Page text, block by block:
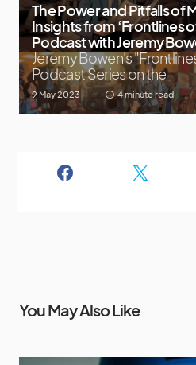
The Power and Pitfalls of
Insights from ‘Frontlines
Podcast with Jeremy
Jeremy Bowen's
Podcast Series on the
9 May 2023 4 minute read
You May Also Like